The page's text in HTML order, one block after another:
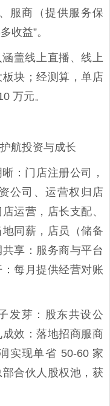
服商（提供服务保
收益”。
涵盖线上直播、线上
块；经测算，单店
万元。
航投资与成长
：门店注册公司，
公司、运营权归店
运营，店长支配、
同薪，店员（储备
享：服务商与平台
每月提供经营对账
发芽：股东共设公
效：落地招商服商
实现单省 50-60 家
合伙人股权池，获